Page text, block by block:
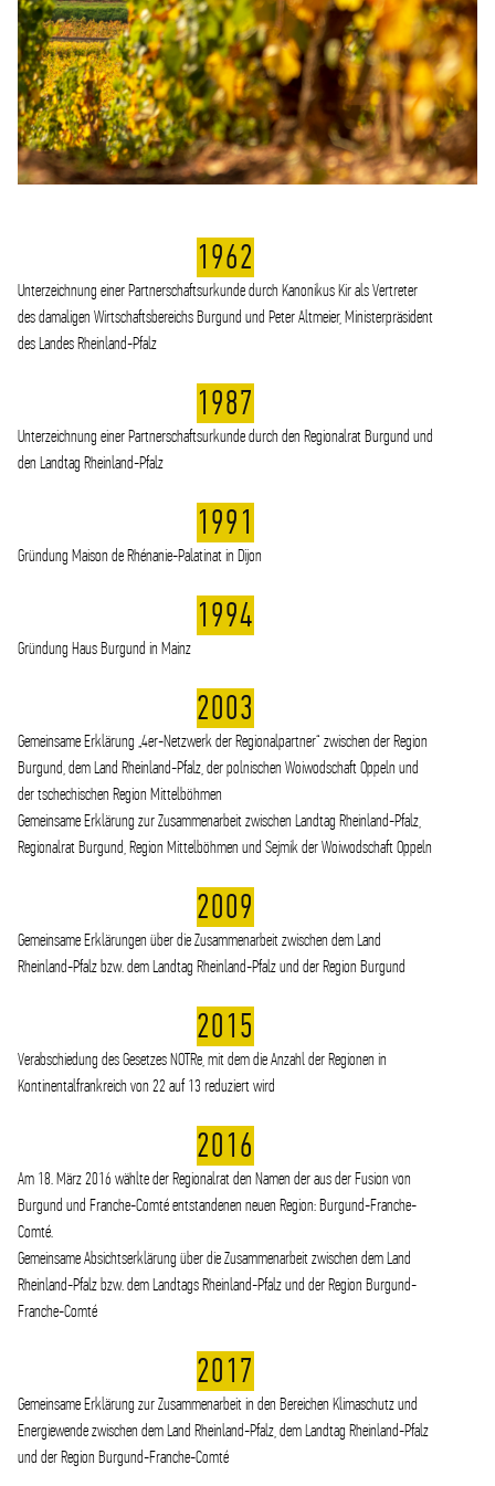
1962
Unterzeichnung einer Partnerschaftsurkunde durch Kanonikus Kir als Vertreter
des damaligen Wirtschaftsbereichs Burgund und Peter Altmeier, Ministerpräsident
des Landes Rheinland-Pfalz
1987
Unterzeichnung einer Partnerschaftsurkunde durch den Regionalrat Burgund und
den Landtag Rheinland-Pfalz
1991
Gründung Maison de Rhénanie-Palatinat in Dijon
1994
Gründung Haus Burgund in Mainz
2003
Gemeinsame Erklärung „4er-Netzwerk der Regionalpartner“ zwischen der Region
Burgund, dem Land Rheinland-Pfalz, der polnischen Woiwodschaft Oppeln und
der tschechischen Region Mittelböhmen
Gemeinsame Erklärung zur Zusammenarbeit zwischen Landtag Rheinland-Pfalz,
Regionalrat Burgund, Region Mittelböhmen und Sejmik der Woiwodschaft Oppeln
2009
Gemeinsame Erklärungen über die Zusammenarbeit zwischen dem Land
Rheinland-Pfalz bzw. dem Landtag Rheinland-Pfalz und der Region Burgund
2015
Verabschiedung des Gesetzes NOTRe, mit dem die Anzahl der Regionen in
Kontinentalfrankreich von 22 auf 13 reduziert wird
2016
Am 18. März 2016 wählte der Regionalrat den Namen der aus der Fusion von
Burgund und Franche-Comté entstandenen neuen Region: Burgund-Franche-
Comté.
Gemeinsame Absichtserklärung über die Zusammenarbeit zwischen dem Land
Rheinland-Pfalz bzw. dem Landtags Rheinland-Pfalz und der Region Burgund-
Franche-Comté
2017
Gemeinsame Erklärung zur Zusammenarbeit in den Bereichen Klimaschutz und
Energiewende zwischen dem Land Rheinland-Pfalz, dem Landtag Rheinland-Pfalz
und der Region Burgund-Franche-Comté